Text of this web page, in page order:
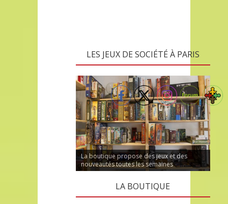
LES JEUX DE SOCIÉTÉ À PARIS
La boutique propose des jeux et des
nouveautés toutes les semaines
LA BOUTIQUE